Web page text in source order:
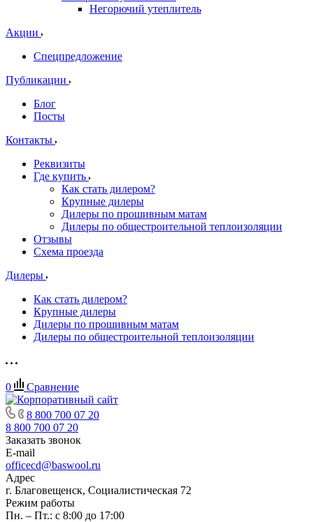
Негорючий утеплитель
Акции
Спецпредложение
Публикации
Блог
Посты
Контакты
Реквизиты
Где купить
Как стать дилером?
Крупные дилеры
Дилеры по прошивным матам
Дилеры по общестроительной теплоизоляции
Отзывы
Схема проезда
Дилеры
Как стать дилером?
Крупные дилеры
Дилеры по прошивным матам
Дилеры по общестроительной теплоизоляции
0 Сравнение
8 800 700 07 20
8 800 700 07 20
Заказать звонок
E-mail
officecd@baswool.ru
Адрес
г. Благовещенск, Социалистическая 72
Режим работы
Пн. – Пт.: с 8:00 до 17:00